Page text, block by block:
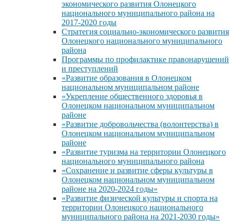
экономического развития Олонецкого
национального муниципального района на
2017-2020 годы
Стратегия социально-экономического развития
Олонецкого национального муниципального
района
Программы по профилактике правонарушений
и преступлений
«Развитие образования в Олонецком
национальном муниципальном районе
«Укрепление общественного здоровья в
Олонецком национальном муниципальном
районе
«Развитие добровольчества (волонтерства) в
Олонецком национальном муниципальном
районе
«Развитие туризма на территории Олонецкого
национального муниципального района
«Сохранение и развитие сферы культуры в
Олонецком национальном муниципальном
районе на 2020-2024 годы»
«Развитие физической культуры и спорта на
территории Олонецкого национального
муниципального района на 2021-2030 годы»